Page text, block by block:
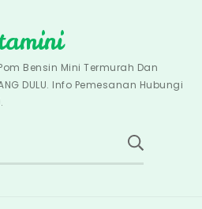
Bensin Mini Termurah Dan
DULU. Info Pemesanan Hubungi